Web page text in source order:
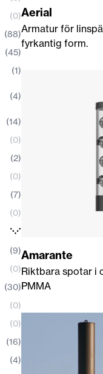
(0)
(88)
(45)
(1)
(4)
(14)
(0)
(2)
(0)
(7)
(0)
(9)
(0)
(30)
(0)
(0)
(16)
(4)
Aerial
Armatur för
fyrkantig form.
Amarante
Riktbara spotar i
PMMA